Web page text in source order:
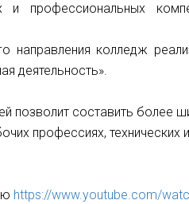
и профессиональных
направления колледж
деятельность».
позволит составить более
профессиях, технических
https://www.youtube.com/